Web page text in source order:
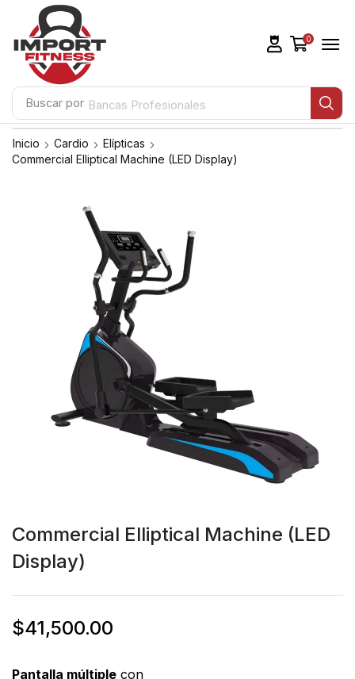
Buscar por Bancas Profesionales
0
Inicio Cardio
Elípticas
Commercial Elliptical Machine (LED Display)
Commercial Elliptical Machine (LED
Display)
$41,500.00
Pantalla múltiple con